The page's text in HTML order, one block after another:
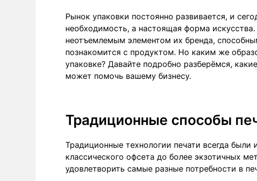
Рынок упаковки постоянно развивается, и
необходимость, а настоящая форма
неотъемлемым элементом их бренда,
познакомится с продуктом. Но каким же
упаковке? Давайте подробно разберёмся,
может помочь вашему бизнесу.
Традиционные способы
Традиционные технологии печати всегда
классического офсета до более экзотичных
удовлетворить самые разные потребности в